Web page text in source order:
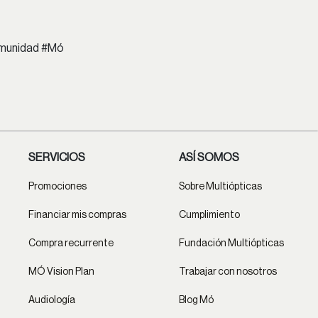
#Mó
SERVICIOS
Promociones
Financiar mis compras
Compra recurrente
MÓ Vision Plan
Audiología
ASÍ SOMOS
Sobre Multiópticas
Cumplimiento
Fundación Multiópticas
Trabajar con nosotros
Blog Mó